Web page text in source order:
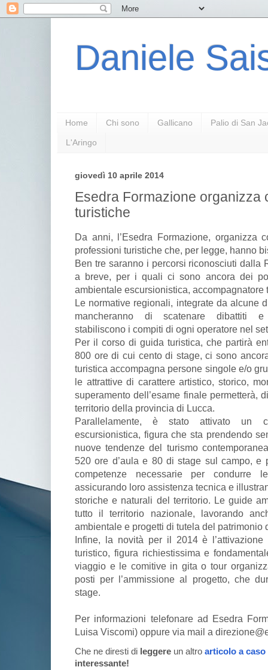
Daniele
Home Chi sono Gallicano Palio di San
L'Aringo
giovedì 10 aprile 2014
Esedra Formazione organizza
turistiche
Da anni, l’Esedra Formazione, organizza
professioni turistiche che, per legge, hanno
Ben tre saranno i percorsi riconosciuti dalla
a breve, per i quali ci sono ancora dei
ambientale escursionistica, accompagnatore
Le normative regionali, integrate da alcune
mancheranno di scatenare dibattiti e
stabiliscono i compiti di ogni operatore nel
Per il corso di guida turistica, che partirà
800 ore di cui cento di stage, ci sono
turistica accompagna persone singole e/o
le attrattive di carattere artistico, storico,
superamento dell’esame finale permetterà,
territorio della provincia di Lucca.
Parallelamente, è stato attivato un
escursionistica, figura che sta prendendo
nuove tendenze del turismo
520 ore d’aula e 80 di stage sul campo, e
competenze necessarie per condurre
assicurando loro assistenza tecnica e
storiche e naturali del territorio. Le guide
tutto il territorio nazionale, lavorando
ambientale e progetti di tutela del patrimonio
Infine, la novità per il 2014 è l’attivazione
turistico, figura richiestissima e
viaggio e le comitive in gita o tour
posti per l’ammissione al progetto, che
stage.
Per informazioni telefonare ad Esedra
Luisa Viscomi) oppure via mail a
Che ne diresti di leggere un altro articolo a caso
interessante!